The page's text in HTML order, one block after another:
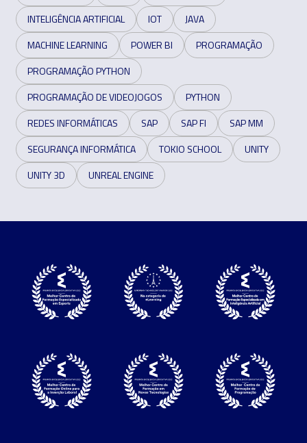
INTELIGÊNCIA ARTIFICIAL
IOT
JAVA
MACHINE LEARNING
POWER BI
PROGRAMAÇÃO
PROGRAMAÇÃO PYTHON
PROGRAMAÇÃO DE VIDEOJOGOS
PYTHON
REDES INFORMÁTICAS
SAP SAP FI
SAP MM
SEGURANÇA INFORMÁTICA
TOKIO SCHOOL
UNITY
UNITY 3D
UNREAL ENGINE